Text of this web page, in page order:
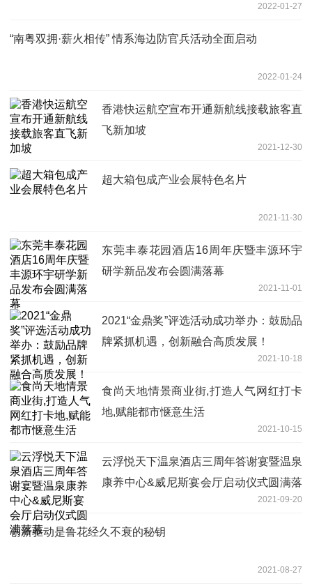
2022-01-27
“南粤双拥·薪火相传” 情系海边防官兵活动全面启动
2022-01-24
香港快运航空宣布开通新航线接载旅客直
飞新加坡
2021-12-30
超大箱包成产业会展特色名片
2021-11-30
东莞丰泰花园酒店16周年庆暨丰源环宇
研学新品发布会圆满落幕
2021-11-01
2021“金鼎奖”评选活动成功举办：鼓励品
牌紧抓机遇，创新融合高质发展！
2021-10-18
食尚天地情景商业街,打造人气网红打卡
地,赋能都市惬意生活
2021-10-15
云浮悦天下温泉酒店三周年答谢宴暨温泉
康养中心&威尼斯宴会厅启动仪式圆满落
2021-09-20
创新驱动是鲁花经久不衰的秘钥
2021-08-27